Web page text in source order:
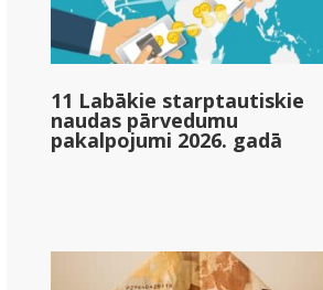
11 Labākie starptautiskie
naudas pārvedumu
pakalpojumi 2026. gadā